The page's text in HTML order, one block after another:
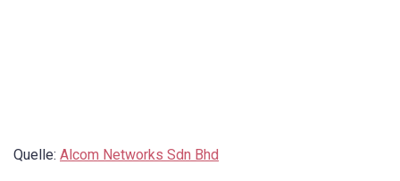
Quelle: Alcom Networks Sdn Bhd